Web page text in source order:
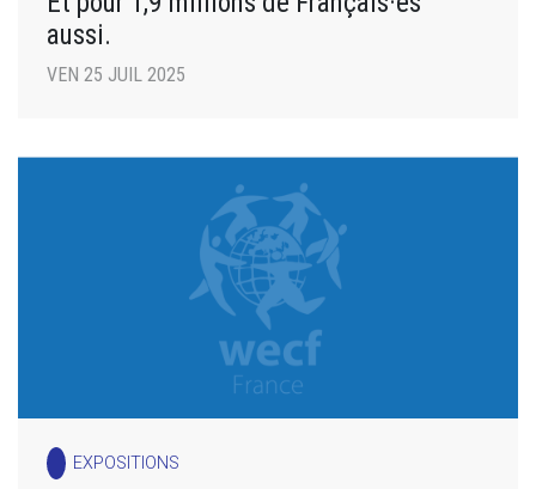
aussi.
VEN 25 JUIL 2025
EXPOSITIONS